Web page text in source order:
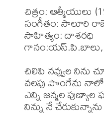
చిత్రం: ఆత్మీయులు
సంగీతం: సాలూరి
సాహిత్యం: దాశరధి
గానం:యస్.పి.బాలు,
చిలిపి నవ్వుల నిను
వలపు పొంగేను
ఎన్ని జన్మల
నిన్ను నే చేరుకున్నాను